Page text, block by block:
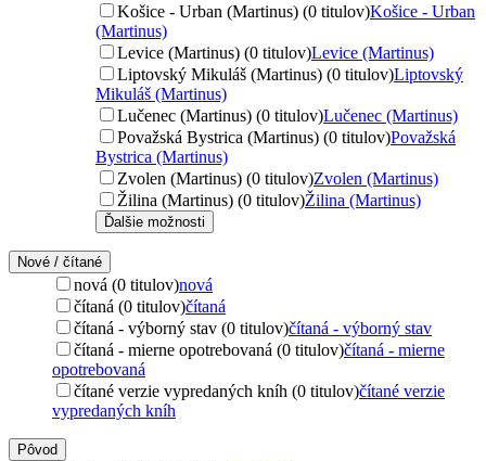
Košice - Urban (Martinus) (0 titulov)Košice - Urban
(Martinus)
Levice (Martinus) (0 titulov)Levice (Martinus)
Liptovský Mikuláš (Martinus) (0 titulov)Liptovský
Mikuláš (Martinus)
Lučenec (Martinus) (0 titulov)Lučenec (Martinus)
Považská Bystrica (Martinus) (0 titulov)Považská
Bystrica (Martinus)
Zvolen (Martinus) (0 titulov)Zvolen (Martinus)
Žilina (Martinus) (0 titulov)Žilina (Martinus)
Ďalšie možnosti
Nové / čítané
nová (0 titulov)nová
čítaná (0 titulov)čítaná
čítaná - výborný stav (0 titulov)čítaná - výborný stav
čítaná - mierne opotrebovaná (0 titulov)čítaná - mierne
opotrebovaná
čítané verzie vypredaných kníh (0 titulov)čítané verzie
vypredaných kníh
Pôvod